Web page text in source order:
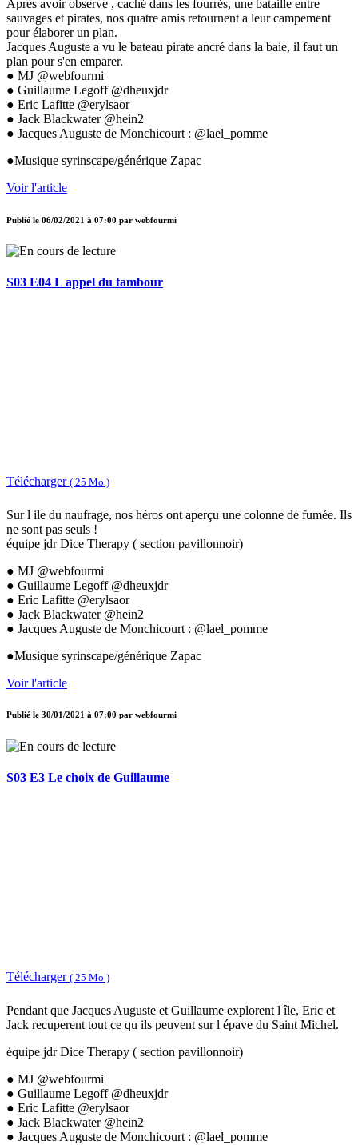
Après avoir observé , caché dans les fourrés, une bataille entre
sauvages et pirates, nos quatre amis retournent a leur campement
pour élaborer un plan.
Jacques Auguste a vu le bateau pirate ancré dans la baie, il faut un
plan pour s'en emparer.
● MJ @webfourmi
● Guillaume Legoff @dheuxjdr
● Eric Lafitte @erylsaor
● Jack Blackwater @hein2
● Jacques Auguste de Monchicourt : @lael_pomme
●Musique syrinscape/générique Zapac
Voir l'article
Publié le 06/02/2021 à 07:00 par webfourmi
S03 E04 L appel du tambour
Télécharger ( 25 Mo )
Sur l ile du naufrage, nos héros ont aperçu une colonne de fumée. Ils
ne sont pas seuls !
équipe jdr Dice Therapy ( section pavillonnoir)
● MJ @webfourmi
● Guillaume Legoff @dheuxjdr
● Eric Lafitte @erylsaor
● Jack Blackwater @hein2
● Jacques Auguste de Monchicourt : @lael_pomme
●Musique syrinscape/générique Zapac
Voir l'article
Publié le 30/01/2021 à 07:00 par webfourmi
S03 E3 Le choix de Guillaume
Télécharger ( 25 Mo )
Pendant que Jacques Auguste et Guillaume explorent l île, Eric et
Jack recuperent tout ce qu ils peuvent sur l épave du Saint Michel.
équipe jdr Dice Therapy ( section pavillonnoir)
● MJ @webfourmi
● Guillaume Legoff @dheuxjdr
● Eric Lafitte @erylsaor
● Jack Blackwater @hein2
● Jacques Auguste de Monchicourt : @lael_pomme